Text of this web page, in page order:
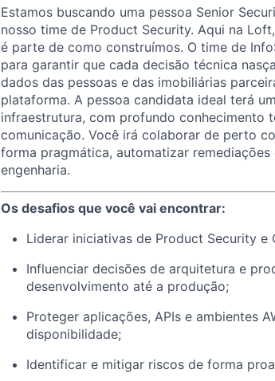
Estamos buscando uma pessoa Senior
nosso time de Product Security. Aqui na
é parte de como construímos. O time de
para garantir que cada decisão técnica
dados das pessoas e das imobiliárias
plataforma. A pessoa candidata ideal terá
infraestrutura, com profundo conhecimento
comunicação. Você irá colaborar de perto
forma pragmática, automatizar
engenharia.
Os desafios que você vai encontrar:
Liderar iniciativas de Product Security
Influenciar decisões de arquitetura e
desenvolvimento até a produção;
Proteger aplicações, APIs e ambientes
disponibilidade;
Identificar e mitigar riscos de forma